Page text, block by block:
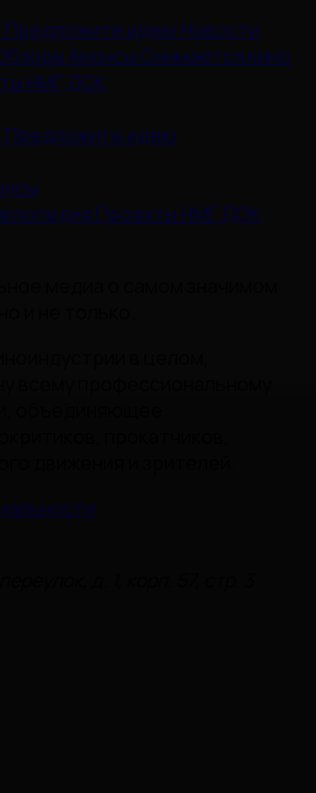
Предложите идею Новости
Анонсы Снимается кино
НМГ ДОК
Предложите идею
Проекты НМГ ДОК